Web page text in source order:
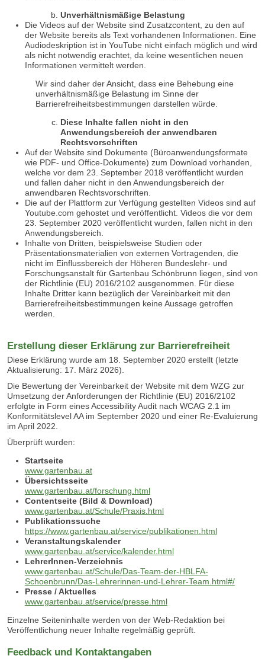
Unverhältnismäßige Belastung
Die Videos auf der Website sind Zusatzcontent, zu den auf
der Website bereits als Text vorhandenen Informationen. Eine
Audiodeskription ist in YouTube nicht einfach möglich und wird
als nicht notwendig erachtet, da keine wesentlichen neuen
Informationen vermittelt werden.
Wir sind daher der Ansicht, dass eine Behebung eine
unverhältnismäßige Belastung im Sinne der
Barrierefreiheitsbestimmungen darstellen würde.
Diese Inhalte fallen nicht in den
Anwendungsbereich der anwendbaren
Rechtsvorschriften
Auf der Website sind Dokumente (Büroanwendungsformate
wie PDF- und Office-Dokumente) zum Download vorhanden,
welche vor dem 23. September 2018 veröffentlicht wurden
und fallen daher nicht in den Anwendungsbereich der
anwendbaren Rechtsvorschriften.
Die auf der Plattform zur Verfügung gestellten Videos sind auf
Youtube.com gehostet und veröffentlicht. Videos die vor dem
23. September 2020 veröffentlicht wurden, fallen nicht in den
Anwendungsbereich.
Inhalte von Dritten, beispielsweise Studien oder
Präsentationsmaterialien von externen Vortragenden, die
nicht im Einflussbereich der Höheren Bundeslehr- und
Forschungsanstalt für Gartenbau Schönbrunn liegen, sind von
der Richtlinie (EU) 2016/2102 ausgenommen. Für diese
Inhalte Dritter kann bezüglich der Vereinbarkeit mit den
Barrierefreiheitsbestimmungen keine Aussage getroffen
werden.
Erstellung dieser Erklärung zur Barrierefreiheit
Diese Erklärung wurde am 18. September 2020 erstellt (letzte
Aktualisierung: 17. März 2026).
Die Bewertung der Vereinbarkeit der Website mit dem WZG zur
Umsetzung der Anforderungen der Richtlinie (EU) 2016/2102
erfolgte in Form eines Accessibility Audit nach WCAG 2.1 im
Konformitätslevel AA im September 2020 und einer Re-Evaluierung
im April 2022.
Überprüft wurden:
Startseite
www.gartenbau.at
Übersichtsseite
www.gartenbau.at/forschung.html
Contentseite (Bild & Download)
www.gartenbau.at/Schule/Praxis.html
Publikationssuche
https://www.gartenbau.at/service/publikationen.html
Veranstaltungskalender
www.gartenbau.at/service/kalender.html
LehrerInnen-Verzeichnis
www.gartenbau.at/Schule/Das-Team-der-HBLFA-
Schoenbrunn/Das-Lehrerinnen-und-Lehrer-Team.html#/
Presse / Aktuelles
www.gartenbau.at/service/presse.html
Einzelne Seiteninhalte werden von der Web-Redaktion bei
Veröffentlichung neuer Inhalte regelmäßig geprüft.
Feedback und Kontaktangaben